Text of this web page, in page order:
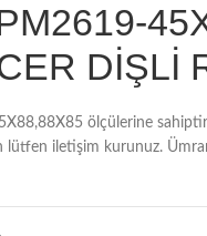
DİŞLİ
ölçülerine
lütfen iletişim kurunuz.